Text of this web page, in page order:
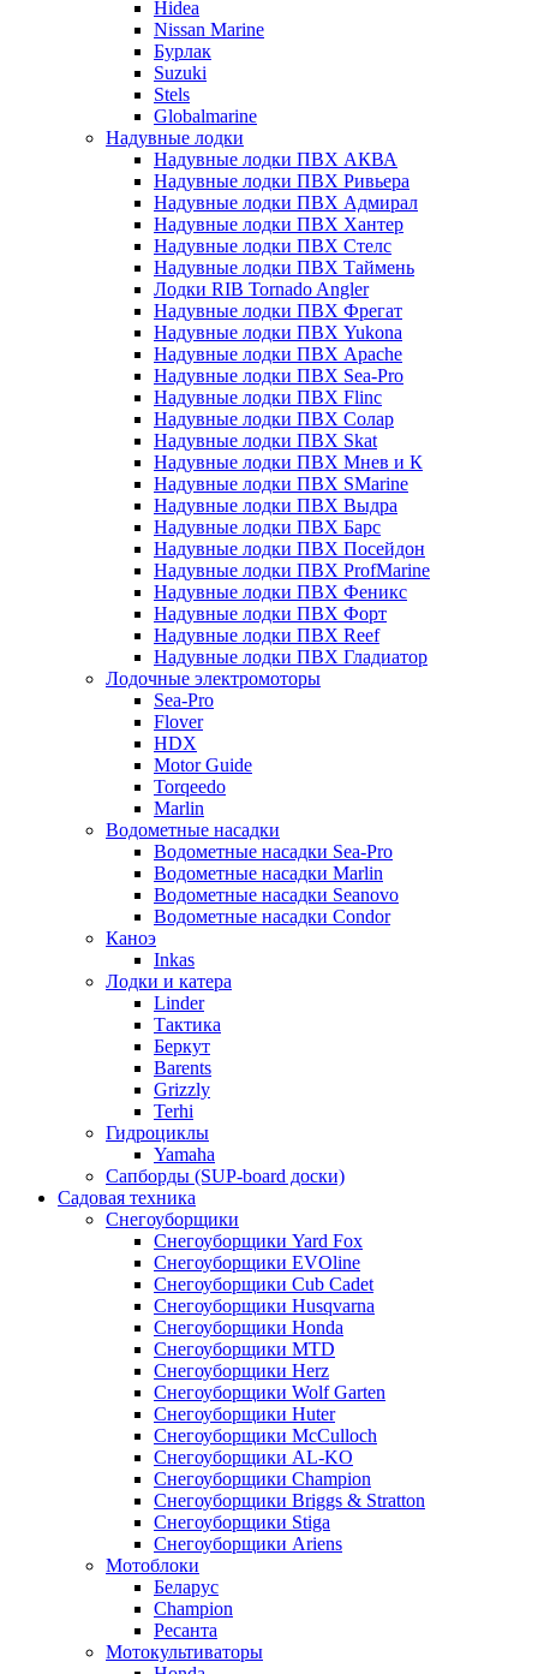
Hidea
Nissan Marine
Бурлак
Suzuki
Stels
Globalmarine
Надувные лодки
Надувные лодки ПВХ АКВА
Надувные лодки ПВХ Ривьера
Надувные лодки ПВХ Адмирал
Надувные лодки ПВХ Хантер
Надувные лодки ПВХ Стелс
Надувные лодки ПВХ Таймень
Лодки RIB Tornado Angler
Надувные лодки ПВХ Фрегат
Надувные лодки ПВХ Yukona
Надувные лодки ПВХ Apache
Надувные лодки ПВХ Sea-Pro
Надувные лодки ПВХ Flinc
Надувные лодки ПВХ Солар
Надувные лодки ПВХ Skat
Надувные лодки ПВХ Мнев и К
Надувные лодки ПВХ SMarine
Надувные лодки ПВХ Выдра
Надувные лодки ПВХ Барс
Надувные лодки ПВХ Посейдон
Надувные лодки ПВХ ProfMarine
Надувные лодки ПВХ Феникс
Надувные лодки ПВХ Форт
Надувные лодки ПВХ Reef
Надувные лодки ПВХ Гладиатор
Лодочные электромоторы
Sea-Pro
Flover
HDX
Motor Guide
Torqeedo
Marlin
Водометные насадки
Водометные насадки Sea-Pro
Водометные насадки Marlin
Водометные насадки Seanovo
Водометные насадки Condor
Каноэ
Inkas
Лодки и катера
Linder
Тактика
Беркут
Barents
Grizzly
Terhi
Гидроциклы
Yamaha
Сапборды (SUP-board доски)
Садовая техника
Снегоуборщики
Снегоуборщики Yard Fox
Снегоуборщики EVOline
Снегоуборщики Cub Cadet
Снегоуборщики Husqvarna
Снегоуборщики Honda
Снегоуборщики MTD
Снегоуборщики Herz
Снегоуборщики Wolf Garten
Снегоуборщики Huter
Снегоуборщики McCulloch
Снегоуборщики AL-KO
Снегоуборщики Champion
Снегоуборщики Briggs & Stratton
Снегоуборщики Stiga
Снегоуборщики Ariens
Мотоблоки
Беларус
Champion
Ресанта
Мотокультиваторы